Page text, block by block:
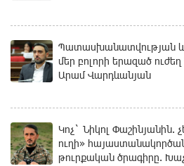
Պատասխանատվության
մեր բոլորի երազած
Արամ Վարդևանյան
Կոչ` Նիկոլ Փաշինյանին.
ուղի»
թուրքական ծրագիրը.